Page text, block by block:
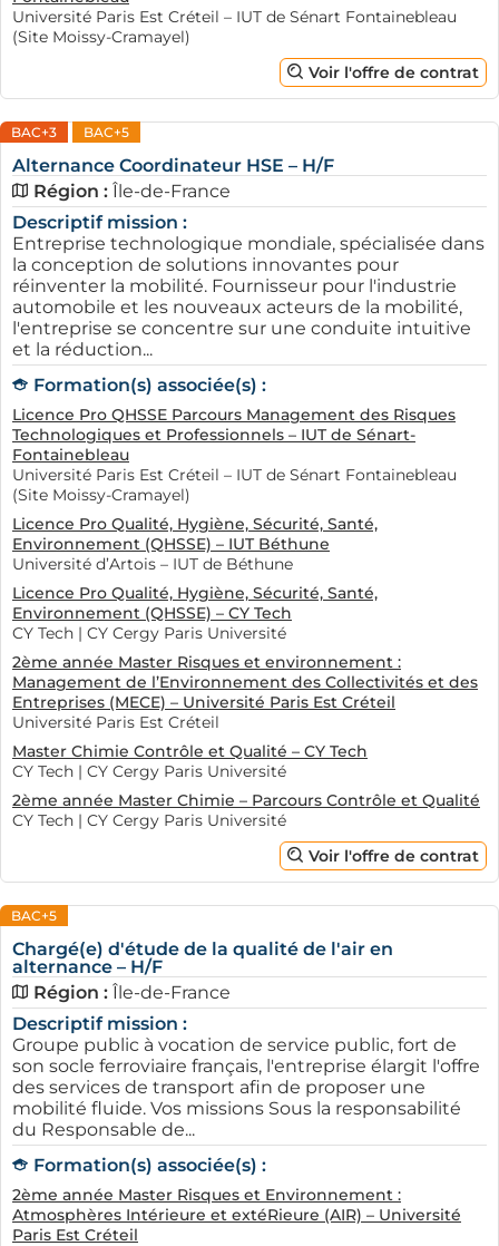
chaque candidat dans son parcours vers l’ emploi.
Université Paris Est Créteil – IUT de Sénart Fontainebleau
(Site Moissy-Cramayel)
Voir l'offre de contrat
BAC+3 BAC+5
Alternance Coordinateur HSE – H/F
Région : Île-de-France
Descriptif mission :
Entreprise technologique mondiale, spécialisée dans
la conception de solutions innovantes pour
réinventer la mobilité. Fournisseur pour l'industrie
automobile et les nouveaux acteurs de la mobilité,
l'entreprise se concentre sur une conduite intuitive
et la réduction...
Formation(s) associée(s) :
Licence Pro QHSSE Parcours Management des Risques
Technologiques et Professionnels – IUT de Sénart-
Fontainebleau
Université Paris Est Créteil – IUT de Sénart Fontainebleau
(Site Moissy-Cramayel)
Licence Pro Qualité, Hygiène, Sécurité, Santé,
Environnement (QHSSE) – IUT Béthune
Université d’Artois – IUT de Béthune
Licence Pro Qualité, Hygiène, Sécurité, Santé,
Environnement (QHSSE) – CY Tech
CY Tech | CY Cergy Paris Université
2ème année Master Risques et environnement :
Management de l’Environnement des Collectivités et des
Entreprises (MECE) – Université Paris Est Créteil
Université Paris Est Créteil
Master Chimie Contrôle et Qualité – CY Tech
CY Tech | CY Cergy Paris Université
2ème année Master Chimie – Parcours Contrôle et Qualité
CY Tech | CY Cergy Paris Université
Voir l'offre de contrat
BAC+5
Chargé(e) d'étude de la qualité de l'air en
alternance – H/F
Région : Île-de-France
Descriptif mission :
Groupe public à vocation de service public, fort de
son socle ferroviaire français, l'entreprise élargit l'offre
des services de transport afin de proposer une
mobilité fluide. Vos missions Sous la responsabilité
du Responsable de...
Formation(s) associée(s) :
2ème année Master Risques et Environnement :
Atmosphères Intérieure et extéRieure (AIR) – Université
Paris Est Créteil